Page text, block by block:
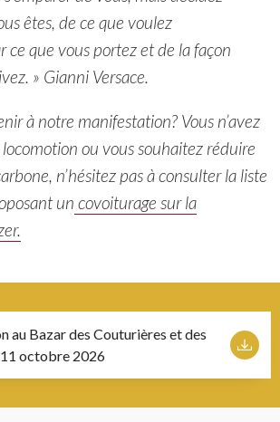
êtes, de ce que voulez
ce que vous portez et de la façon
» Gianni Versace.
à notre manifestation? Vous n’avez
ou vous souhaitez réduire
n’hésitez pas à consulter la liste
un covoiturage sur la
au Bazar des Couturières et des
octobre 2026